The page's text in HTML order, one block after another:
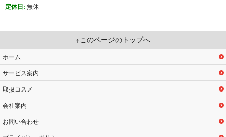
定休日: 無休
このページのトップへ
ホーム
サービス案内
取扱コスメ
会社案内
お問い合わせ